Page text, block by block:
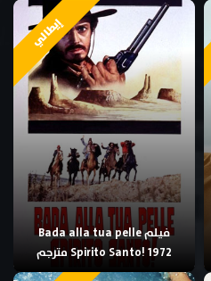
إيطالي
فيلم Bada alla tua pelle
Spirito Santo! 1972 مترجم